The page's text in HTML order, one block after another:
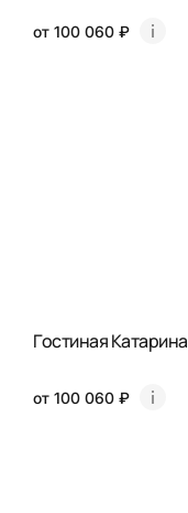
от 100 060 ₽
Гостиная Катарина
от 100 060 ₽